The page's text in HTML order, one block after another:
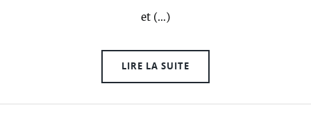
et (…)
LIRE LA SUITE